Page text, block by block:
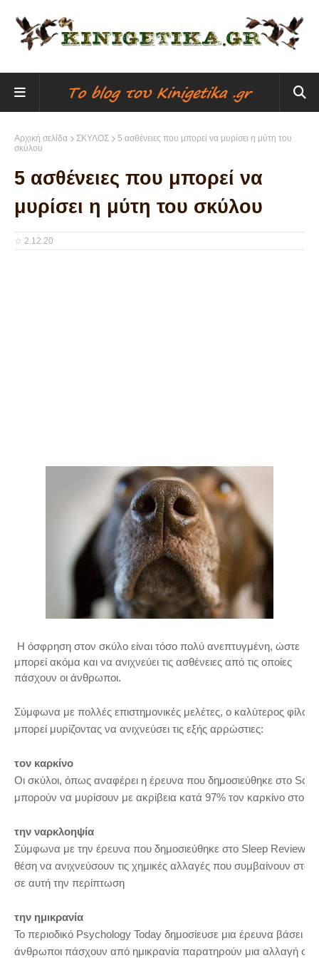
Αρχική σελίδα ΣΚΥΛΟΣ
5 ασθένειες που μπορεί να μυρίσει η μύτη του
σκύλου
5 ασθένειες που μπορεί να
μυρίσει η μύτη του σκύλου
☆ 2.12.20
Η όσφρηση στον σκύλο είναι τόσο πολύ ανεπτυγμένη, ώστε
μπορεί ακόμα και να ανιχνεύει τις ασθένειες από τις οποίες
πάσχουν οι άνθρωποι.
Σύμφωνα με πολλές επιστημονικές μελέτες, ο καλύτερος
μπορεί μυρίζοντας να ανιχνεύσει τις εξής αρρώστιες:
τον καρκίνο
Οι σκύλοι, όπως αναφέρει η έρευνα που δημοσιεύθηκε στο
μπορούν να μυρίσουν με ακρίβεια κατά 97% τον καρκίνο
την ναρκλοηψία
Σύμφωνα με την έρευνα που δημοσιεύθηκε στο Sleep Review, οι
θέση να ανιχνεύσουν τις χημικές αλλαγές που συμβαίνουν
σε αυτή την περίπτωση
την ημικρανία
Το περιοδικό Psychology Today δημοσίευσε μια έρευνα βάσει
άνθρωποι πάσχουν από ημικρανία παρατηρούν μια αλλαγή